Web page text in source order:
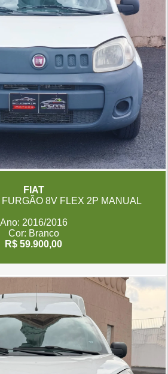
FIAT
FURGÃO 8V FLEX 2P MANUAL
Ano: 2016/2016
Cor: Branco
R$ 59.900,00